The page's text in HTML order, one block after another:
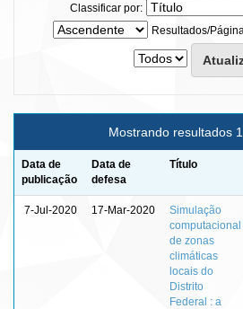
Classificar por:
Resultados/Página
Mostrando resultados
Data de
publicação
Data de
defesa
Título
7-Jul-2020 17-Mar-2020
Simulação
computacional
de zonas
climáticas
locais do
Distrito
Federal : a